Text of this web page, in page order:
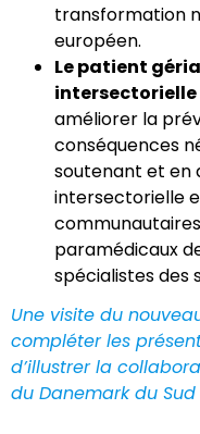
transformation
européen.
Le patient
intersectorielle
améliorer la
conséquences
soutenant et en
intersectorielle
paramédicaux
spécialistes des
Une visite du
compléter les
d’illustrer la
du Danemark du Sud